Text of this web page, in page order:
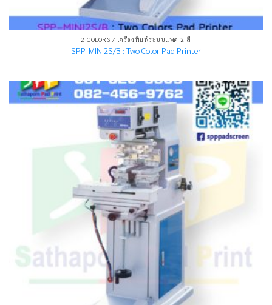
2 COLORS / เครื่องพิมพ์ระบบแพด 2 สี
SPP-MINI2S/B : Two Color Pad Printer